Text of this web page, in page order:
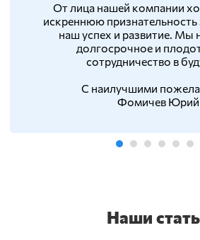
От лица нашей компании
искреннюю признательность
наш успех и развитие. Мы
долгосрочное и
сотрудничество в
С наилучшими
Фомичев Юрий
Наши